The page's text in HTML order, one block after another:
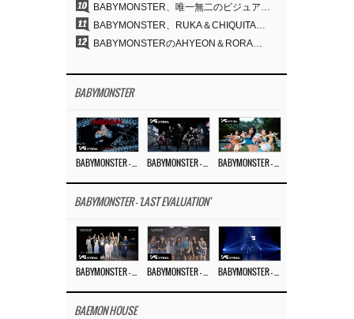
10 BABYMONSTER、唯一無二のビジュアルと圧倒的な表現力…『MOON』
11 BABYMONSTER、RUKA＆CHIQUITAの「MOON」ビジュアルを公開…洗練されたカリスマ性・ユニークなビジュアル
12 BABYMONSTERのAHYEON＆RORA、ダークコンセプトを完璧に表現…「MOON」ビジュアルフォト公開
BABYMONSTER
BABYMONSTER - 'LAST EVALUATION'
BAEMON HOUSE